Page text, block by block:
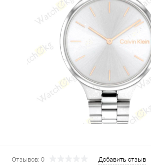
Отзывов: 0 Добавить отзыв